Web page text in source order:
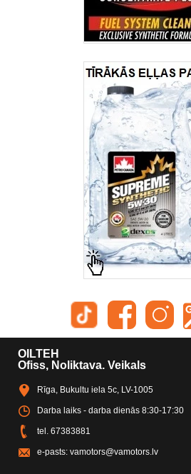
OILTEH
Ofiss, Noliktava. Veikals
Rīga, Bukultu iela 5c, LV-1005
Darba laiks - darba dienās 8:30-17:30
tel. 67383881
e-pasts: vamotors@vamotors.lv